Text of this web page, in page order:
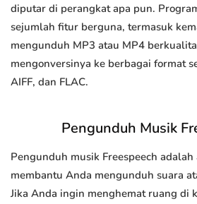
diputar di perangkat apa pun.
sejumlah fitur berguna, termasuk
mengunduh MP3 atau MP4
mengonversinya ke berbagai format
AIFF, dan FLAC.
Pengunduh Musik
Pengunduh musik Freespeech
membantu Anda mengunduh suara
Jika Anda ingin menghemat ruang di